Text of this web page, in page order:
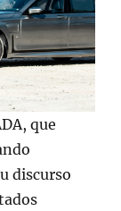
que
discurso